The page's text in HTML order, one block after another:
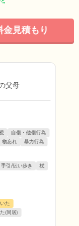
金見積もり
父母
自傷・他傷行為
物忘れ
暴力行為
手引/伝い歩き
杖
た
(同居)